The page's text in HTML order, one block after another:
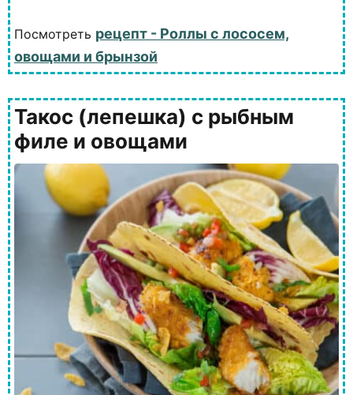
Посмотреть рецепт - Роллы с лососем,
овощами и брынзой
Такос (лепешка) с рыбным
филе и овощами